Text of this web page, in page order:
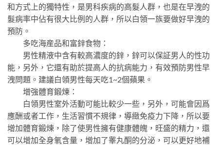
和方式上的獨特性，是男科疾病的高髮人群，也是在早洩的
髮病率中佔有很大比例的人群，所以白領一族要做好早洩的
預防。
多吃海産品和富鋅食物：
男性精液中含有較高濃度的鋅，鋅可以保証男人的性功
能，另外，它還有助於提高人的抗病能力，有效預防男性早
洩問題。建議白領男性每天吃1~2個蘋果。
增強體育鍛煉：
白領男性室外活動可能比較少一些，另外，可能會因爲
應酬或者工作，生活習慣不規律，導緻免疫力下降，所以要
增加體育鍛煉，除了使男性擁有健康體魄，旺盛的精力，還
可以增加全身氧含量，增加了睾丸酮的分泌，可以更好地補